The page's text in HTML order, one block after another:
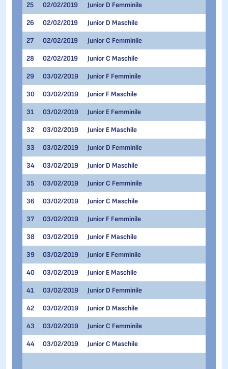
25 02/02/2019 Junior D Femminile
26 02/02/2019 Junior D Maschile
27 02/02/2019 Junior C Femminile
28 02/02/2019 Junior C Maschile
29 03/02/2019 Junior F Femminile
30 03/02/2019 Junior F Maschile
31 03/02/2019 Junior E Femminile
32 03/02/2019 Junior E Maschile
33 03/02/2019 Junior D Femminile
34 03/02/2019 Junior D Maschile
35 03/02/2019 Junior C Femminile
36 03/02/2019 Junior C Maschile
37 03/02/2019 Junior F Femminile
38 03/02/2019 Junior F Maschile
39 03/02/2019 Junior E Femminile
40 03/02/2019 Junior E Maschile
41 03/02/2019 Junior D Femminile
42 03/02/2019 Junior D Maschile
43 03/02/2019 Junior C Femminile
44 03/02/2019 Junior C Maschile